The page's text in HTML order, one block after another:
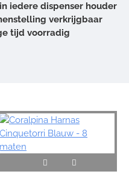
iedere dispenser houder
verkrijgbaar
tijd voorradig